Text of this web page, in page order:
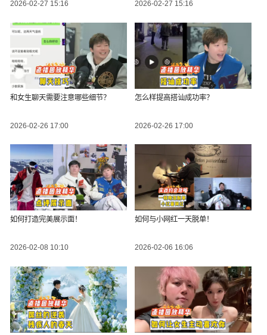
2026-02-27 15:16 2026-02-27 15:16
和女生聊天需要注意哪些细节？
2026-02-26 17:00
怎么样提高搭讪成功率？
2026-02-26 17:00
如何打造完美展示面！
2026-02-08 10:10
如何与小网红一天脱单！
2026-02-06 16:06